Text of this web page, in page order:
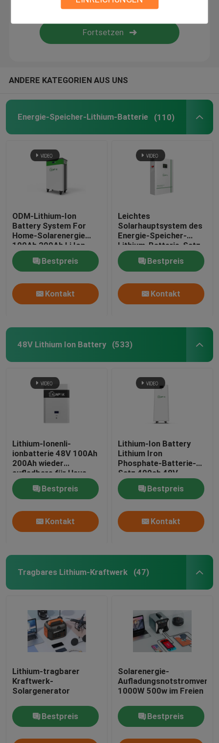
weg vom Gitterinverter
Batterie des Gels 12V
Mono-PV-Platten
ANDERE KATEGORIEN AUS UNS
Energie-Speicher-Lithium-Batterie (110)
ODM-Lithium-Ion
Battery System For
Home-Solarenergie
100Ah 200Ah Li Ion
UL1642
Bestpreis
Kontakt
Leichtes
Solarhauptsystem des
Energie-Speicher-
Lithium-Batterie-Satz-
48 des Volt-Lifepo4
Bestpreis
Kontakt
48V Lithium Ion Battery (533)
Lithium-Ionenli-
ionbatterie 48V 100Ah
200Ah wieder
aufladbare für Haus
Bestpreis
Kontakt
Lithium-Ion Battery
Lithium Iron
Phosphate-Batterie-
Satz 400ah 48V
Bestpreis
Kontakt
Tragbares Lithium-Kraftwerk (47)
Lithium-tragbarer
Kraftwerk-
Solargenerator
Bestpreis
Solarenergie-
1000W 500w im Freien
Bestpreis